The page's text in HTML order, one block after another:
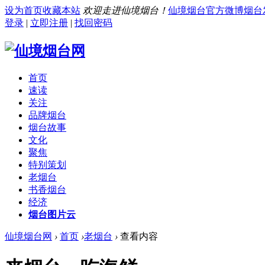
设为首页收藏本站 欢迎走进仙境烟台！ 仙境烟台官方微博烟台
登录 | 立即注册 | 找回密码
首页
速读
关注
品牌烟台
烟台故事
文化
聚焦
特别策划
老烟台
书香烟台
经济
烟台图片云
仙境烟台网 › 首页 ›老烟台 › 查看内容